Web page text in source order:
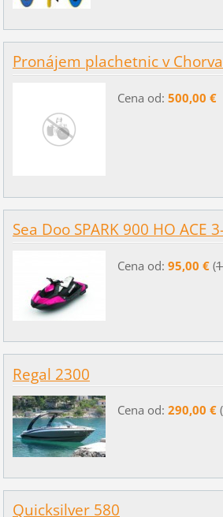
Pronájem plachetnic v
Cena od: 500,00 €
Sea Doo SPARK 900 HO ACE
Cena od: 95,00 €(
Regal 2300
Cena od: 290,00 €(
Quicksilver 580